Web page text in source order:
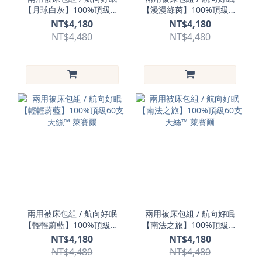
【月球白灰】100%頂級60
支天絲™ 萊賽爾
NT$4,180
NT$4,480
【漫漫綠茵】100%頂級60
支天絲™ 萊賽爾
NT$4,180
NT$4,480
兩用被床包組 / 航向好眠
【輕輕蔚藍】100%頂級60
支天絲™ 萊賽爾
NT$4,180
NT$4,480
兩用被床包組 / 航向好眠
【南法之旅】100%頂級60
支天絲™ 萊賽爾
NT$4,180
NT$4,480